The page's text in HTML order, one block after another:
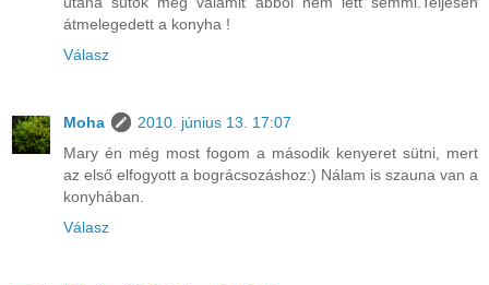
átmelegedett a konyha !
Válasz
Moha
2010. június 13. 17:07
Mary én még most fogom a második kenyeret sütni, mert
az első elfogyott a bográcsozáshoz:) Nálam is szauna van a
konyhában.
Válasz